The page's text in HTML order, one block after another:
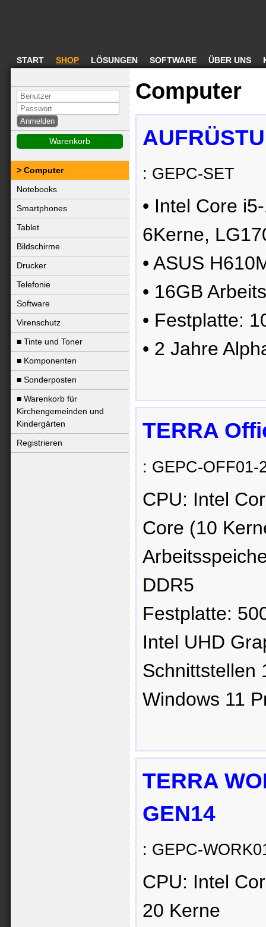
START SHOP LÖSUNGEN SOFTWARE ÜBER UNS
Warenkorb
Computer
Notebooks
Smartphones
Tablet
Bildschirme
Drucker
Telefonie
Software
Virenschutz
■ Tinte und Toner
■ Komponenten
■ Sonderposten
■ Warenkorb für
Kirchengemeinden und
Kindergärten
Registrieren
Computer
: GEPC-SET
• Intel Core
6Kerne,
• ASUS
• 16GB
• Festplatte:
• 2 Jahre
TERRA
: GEPC-OFF01-
CPU: Intel
Core (10
DDR5
Festplatte:
Intel UHD
Schnittstellen
Windows 11
TERRA
GEN14
: GEPC-
CPU: Intel
20 Kerne